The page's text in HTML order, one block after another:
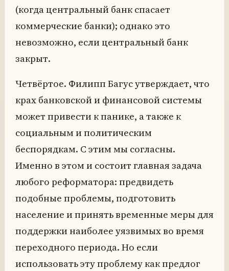
(когда центральный банк спасает
коммерческие банки); однако это
невозможно, если центральный банк
закрыт.
Четвёртое. Филипп Багус утверждает, что
крах банковской и финансовой системы
может привести к панике, а также к
социальным и политическим
беспорядкам. С этим мы согласны.
Именно в этом и состоит главная задача
любого реформатора: предвидеть
подобные проблемы, подготовить
население и принять временные меры для
поддержки наиболее уязвимых во время
переходного периода. Но если
использовать эту проблему как предлог